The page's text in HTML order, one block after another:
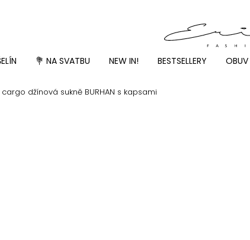
💐 NA SVATBU NEW IN! BESTSELLERY
džínová sukně BURHAN s kapsami